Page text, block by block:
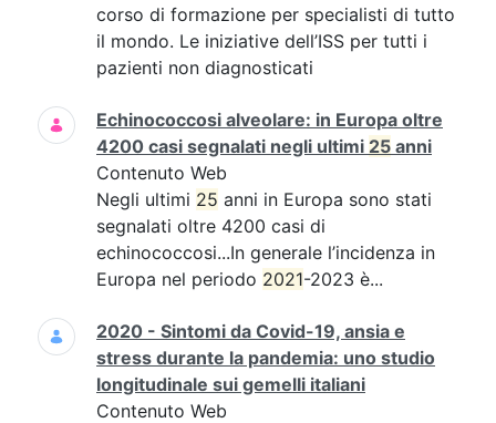
corso di formazione per specialisti di tutto
il mondo. Le iniziative dell’ISS per tutti i
pazienti non diagnosticati
Echinococcosi alveolare: in Europa oltre
4200 casi segnalati negli ultimi 25 anni
Contenuto Web
Negli ultimi 25 anni in Europa sono stati
segnalati oltre 4200 casi di
echinococcosi...In generale l’incidenza in
Europa nel periodo 2021-2023 è...
2020 - Sintomi da Covid-19, ansia e
stress durante la pandemia: uno studio
longitudinale sui gemelli italiani
Contenuto Web